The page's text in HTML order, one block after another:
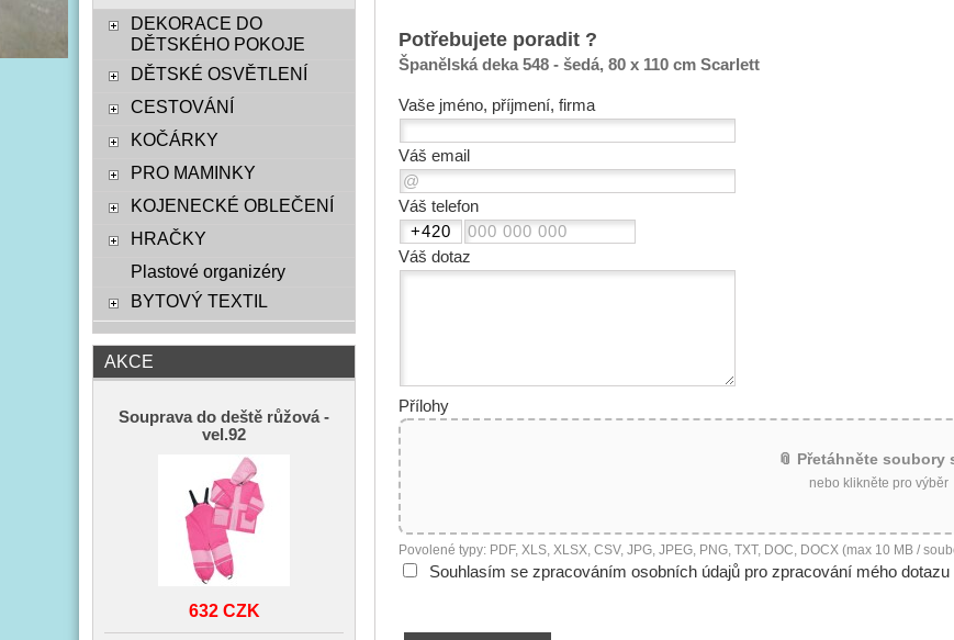
Potřebujete poradit ?
Španělská deka 548 - šedá, 80 x 110 cm Scarlett
Vaše jméno, příjmení, firma
Váš email
Váš telefon
Váš dotaz
Přílohy
📎 Přetáhněte soubory
nebo klikněte pro výběr
Povolené typy: PDF, XLS, XLSX, CSV, JPG, JPEG, PNG, TXT, DOC, DOCX (max 10 MB /
Souhlasím se zpracováním osobních údajů pro zpracování mého dotazu
DEKORACE DO
DĚTSKÉHO POKOJE
DĚTSKÉ OSVĚTLENÍ
CESTOVÁNÍ
KOČÁRKY
PRO MAMINKY
KOJENECKÉ OBLEČENÍ
HRAČKY
Plastové organizéry
BYTOVÝ TEXTIL
AKCE
Souprava do deště růžová -
vel.92
632 CZK